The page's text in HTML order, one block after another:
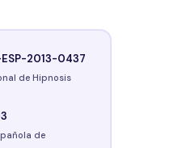
2013-0437
de Hipnosis
de